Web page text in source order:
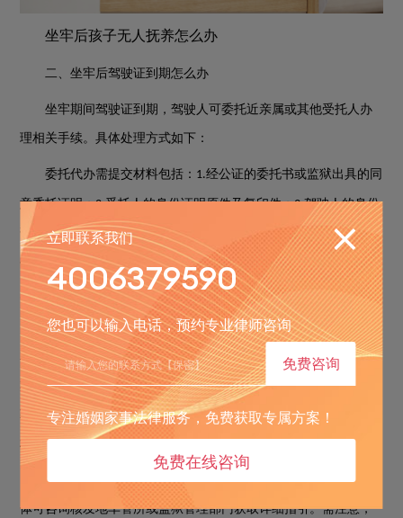
坐牢后孩子无人抚养怎么办
二、坐牢后驾驶证到期怎么办
坐牢期间驾驶证到期，驾驶人可委托近亲属或其他受托人办
理相关手续。具体处理方式如下：
委托代办需提交材料包括： 1.经公证的委托书或监狱出具的同
意委托证明；2.受托人的身份证明原件及复印件；3.驾驶人的身份
证明（如身份证复印件、监狱出具的身份确认材料）；4.驾驶证原
县级以上医疗机构出具的身体条件证明（可由监狱内符合资
质的医疗机构出具）。
可向驾驶证核发地车辆管理所申请延期换证，延期期限最长
不超过三年，延期期间驾驶人不得驾驶机动车。若未及时申请延
期，驾驶证有效期届满超过一年会被注销；注销未满两年的，驾
驶人出狱后可向车管所申请参加科目一考试，通过后恢复驾驶资
格。
所有手续需符合《机动车驾驶证申领和使用规定》要求，具
体可咨询核发地车管所或监狱管理部门获取详细指引。需注意，
立即联系我们
4006379590
您也可以输入电话，预约专业律师咨询
免费咨询
专注婚姻家事法律服务，免费获取专属方案！
免费在线咨询